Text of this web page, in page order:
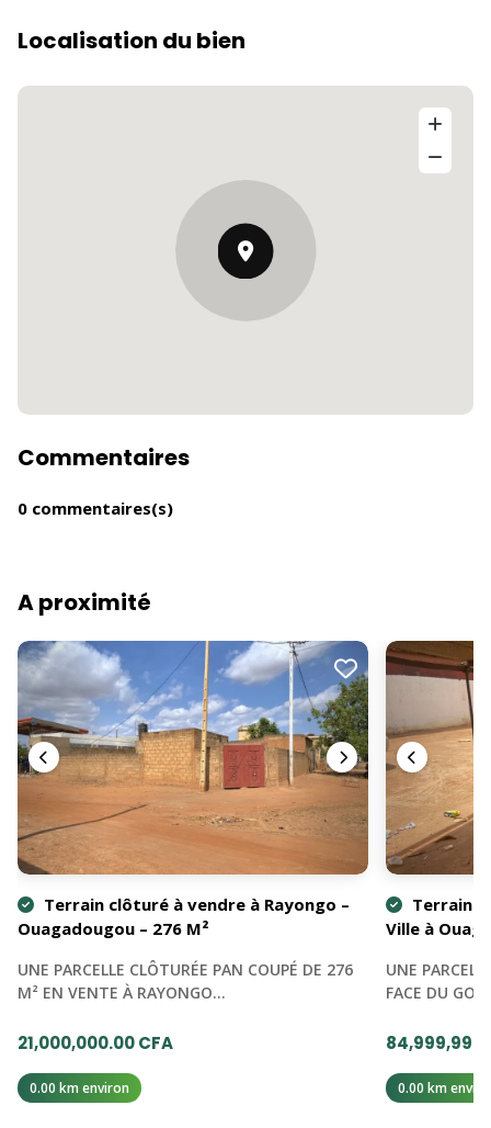
Localisation du bien
Commentaires
0 commentaires(s)
A proximité
Terrain clôturé à vendre à Rayongo –
Ouagadougou – 276 M²
UNE PARCELLE CLÔTURÉE PAN COUPÉ DE 276
M² EN VENTE À RAYONGO…
21,000,000.00 CFA
0.00 km environ
Terrain
Ville à Ouaga
UNE
FACE DU
0.00 km